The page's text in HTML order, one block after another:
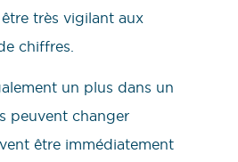
très vigilant aux
chiffres.
un plus dans un
peuvent changer
être immédiatement